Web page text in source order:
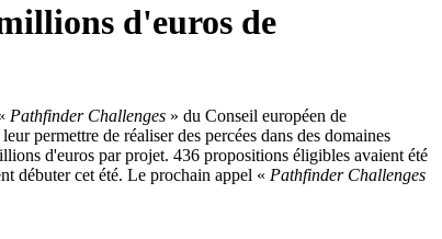
d'euros de
Pathfinder Challenges » du Conseil européen de
permettre de réaliser des percées dans des domaines
d'euros par projet. 436 propositions éligibles avaient été
débuter cet été. Le prochain appel « Pathfinder Challenges